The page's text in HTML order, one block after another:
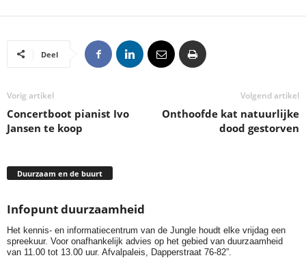
Deel
Vorig artikel
Concertboot pianist Ivo
Jansen te koop
Volgend artikel
Onthoofde kat natuurlijke
dood gestorven
Duurzaam en de buurt
Infopunt duurzaamheid
Het kennis- en informatiecentrum van de Jungle houdt elke vrijdag een
spreekuur. Voor onafhankelijk advies op het gebied van duurzaamheid
van 11.00 tot 13.00 uur. Afvalpaleis, Dapperstraat 76-82”.